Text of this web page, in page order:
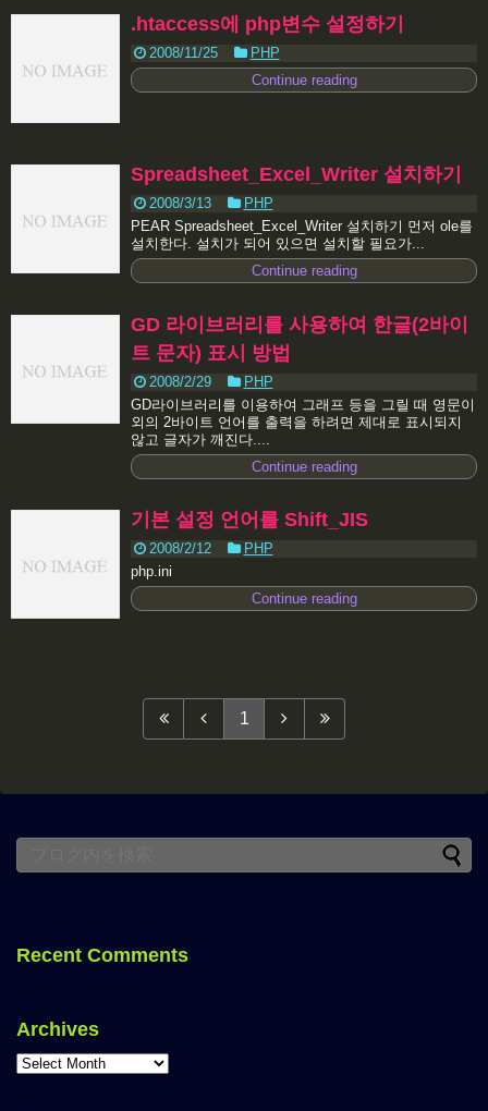
.htaccess에 php변수 설정하기
2008/11/25
PHP
Continue reading
Spreadsheet_Excel_Writer 설치하기
2008/3/13
PHP
PEAR Spreadsheet_Excel_Writer 설치하기 먼저 ole를
설치한다. 설치가 되어 있으면 설치할 필요가...
Continue reading
GD 라이브러리를 사용하여 한글(2바이
트 문자) 표시 방법
2008/2/29
PHP
GD라이브러리를 이용하여 그래프 등을 그릴 때 영문이
외의 2바이트 언어를 출력을 하려면 제대로 표시되지
않고 글자가 깨진다....
Continue reading
기본 설정 언어를 Shift_JIS
2008/2/12
PHP
php.ini
Continue reading
1
Recent Comments
Archives